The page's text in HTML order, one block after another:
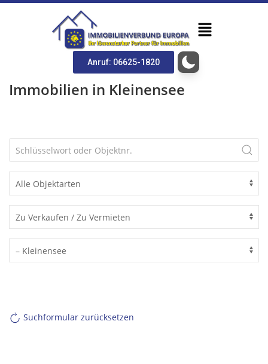
Anruf: 06625-1820
Immobilien in Kleinensee
Suchformular zurücksetzen